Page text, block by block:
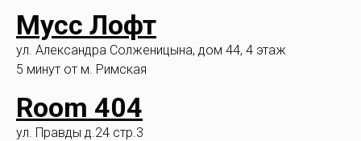
Мусс Лофт
ул. Александра Солженицына, дом 44, 4 этаж
5 минут от м. Римская
Room 404
ул. Правды д.24 стр.3